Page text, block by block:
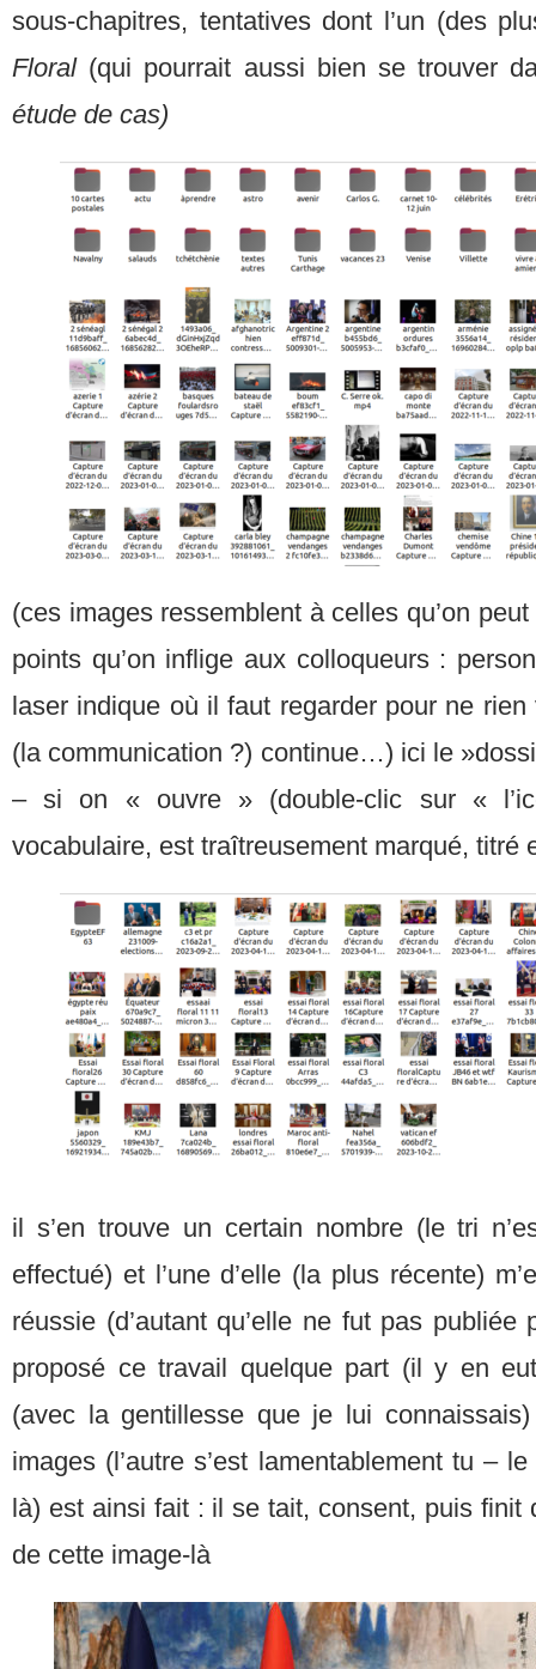
sous-chapitres, tentatives dont l’un (des
Floral (qui pourrait aussi bien se trouver
étude de cas)
(ces images ressemblent à celles qu’on
points qu’on inflige aux colloqueurs :
laser indique où il faut regarder pour ne
(la communication ?) continue…) ici le
– si on « ouvre » (double-clic sur «
vocabulaire, est traîtreusement marqué, titré
il s’en trouve un certain nombre (le tri
effectué) et l’une d’elle (la plus récente)
réussie (d’autant qu’elle ne fut pas publiée
proposé ce travail quelque part (il y en
(avec la gentillesse que je lui
images (l’autre s’est lamentablement tu –
là) est ainsi fait : il se tait, consent, puis
de cette image-là